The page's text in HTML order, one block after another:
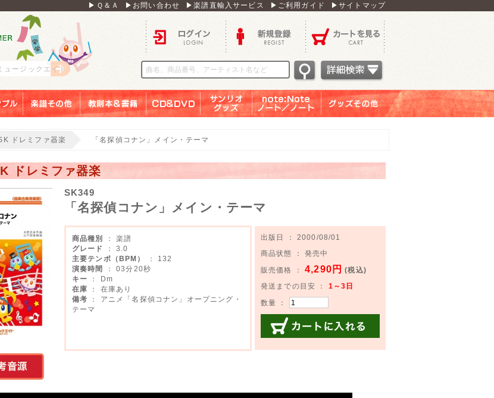
▶Ｑ＆Ａ ▶お問い合わせ ▶楽譜直輸入サービス ▶ご利用ガイド ▶サイトマップ
ュージックエイト
ドレミファ器楽 「名探偵コナン」メイン・テーマ
ドレミファ器楽
SK349
「名探偵コナン」メイン・テーマ
商品種別
： 楽譜
グレード
： 3.0
主要テンポ（BPM）
： 132
演奏時間
： 03分20秒
キー
： Dm
在庫
： 在庫あり
備考
： アニメ「名探偵コナン」オープニング・
テーマ
出版日 ： 2000/08/01
商品状態 ： 発売中
販売価格 ：4,290円 (税込)
発送までの目安 ： 1～3日
数量 ：